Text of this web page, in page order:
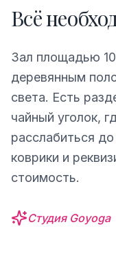
Всё
Зал площадью
деревянным
света. Есть
чайный уголок,
расслабиться
коврики и
стоимость.
Студия Goyoga